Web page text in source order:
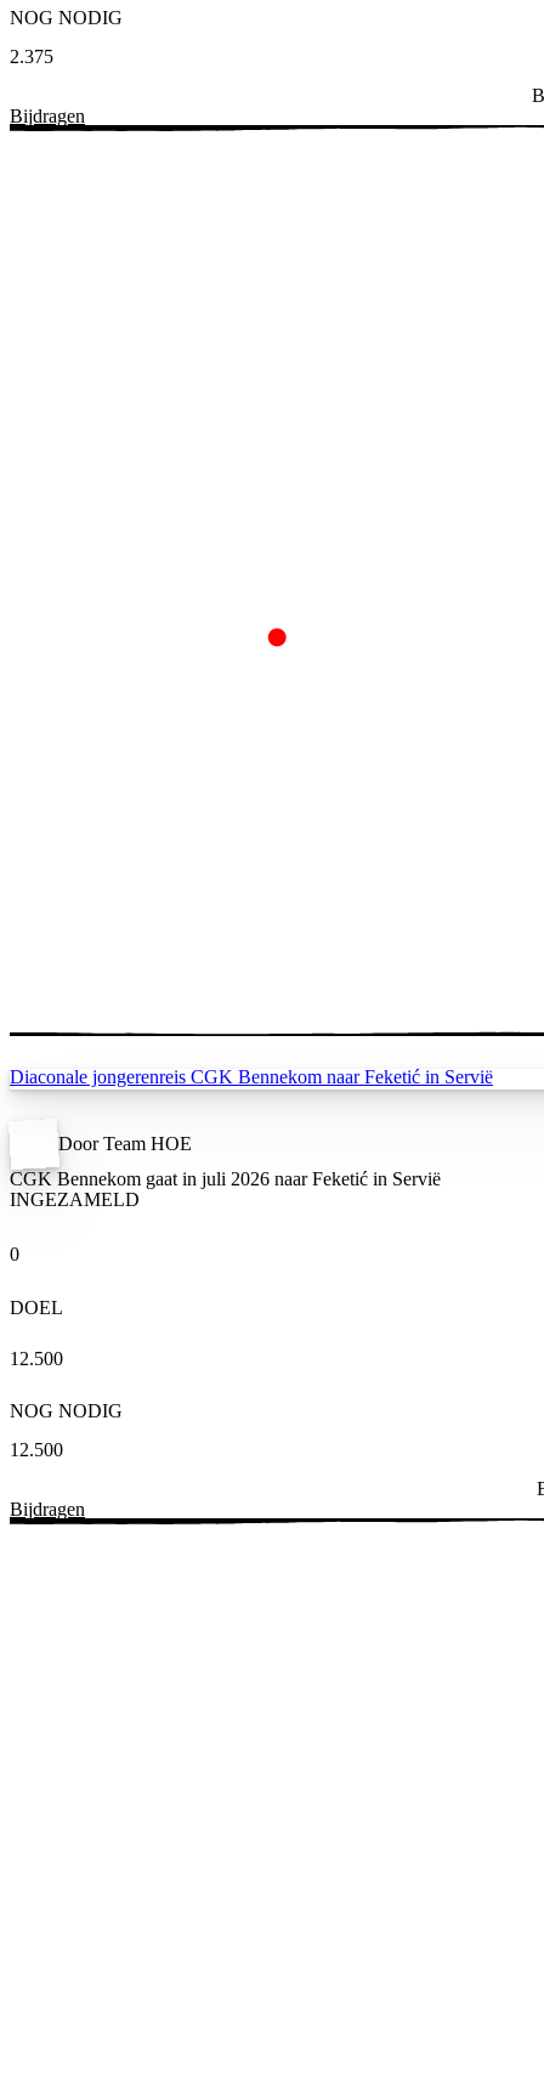
NOG NODIG
2.375
Bijdragen
Diaconale jongerenreis CGK Bennekom naar Feketić in Servië
Door Team HOE
CGK Bennekom gaat in juli 2026 naar Feketić in Servië
INGEZAMELD
0
DOEL
12.500
NOG NODIG
12.500
Bijdragen